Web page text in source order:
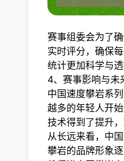
赛事组委会为了
实时评分，确保
统计更加科学与
4、赛事影响与未
中国速度攀岩系
越多的年轻人开
技术得到了提升
从长远来看，中
攀岩的品牌形象